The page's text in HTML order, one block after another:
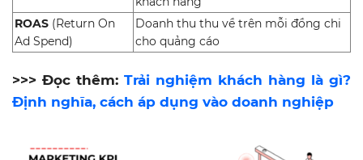
ROAS (Return On
Ad Spend)
Doanh thu thu về trên mỗi đồng chi
cho quảng cáo
>>> Đọc thêm: Trải nghiệm khách hàng là gì?
Định nghĩa, cách áp dụng vào doanh nghiệp